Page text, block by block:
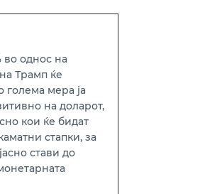
во однос на
Трамп ќе
голема мера ја
на доларот,
кои ќе бидат
стапки, за
стави до